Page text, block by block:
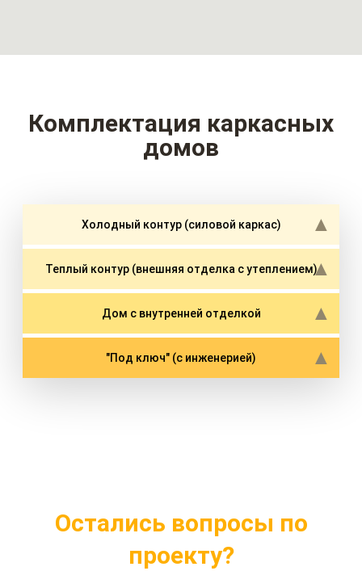
Комплектация каркасных
домов
Холодный контур (силовой каркас)
Теплый контур (внешняя отделка с утеплением)
Дом с внутренней отделкой
"Под ключ" (с инженерией)
Остались вопросы по
проекту?